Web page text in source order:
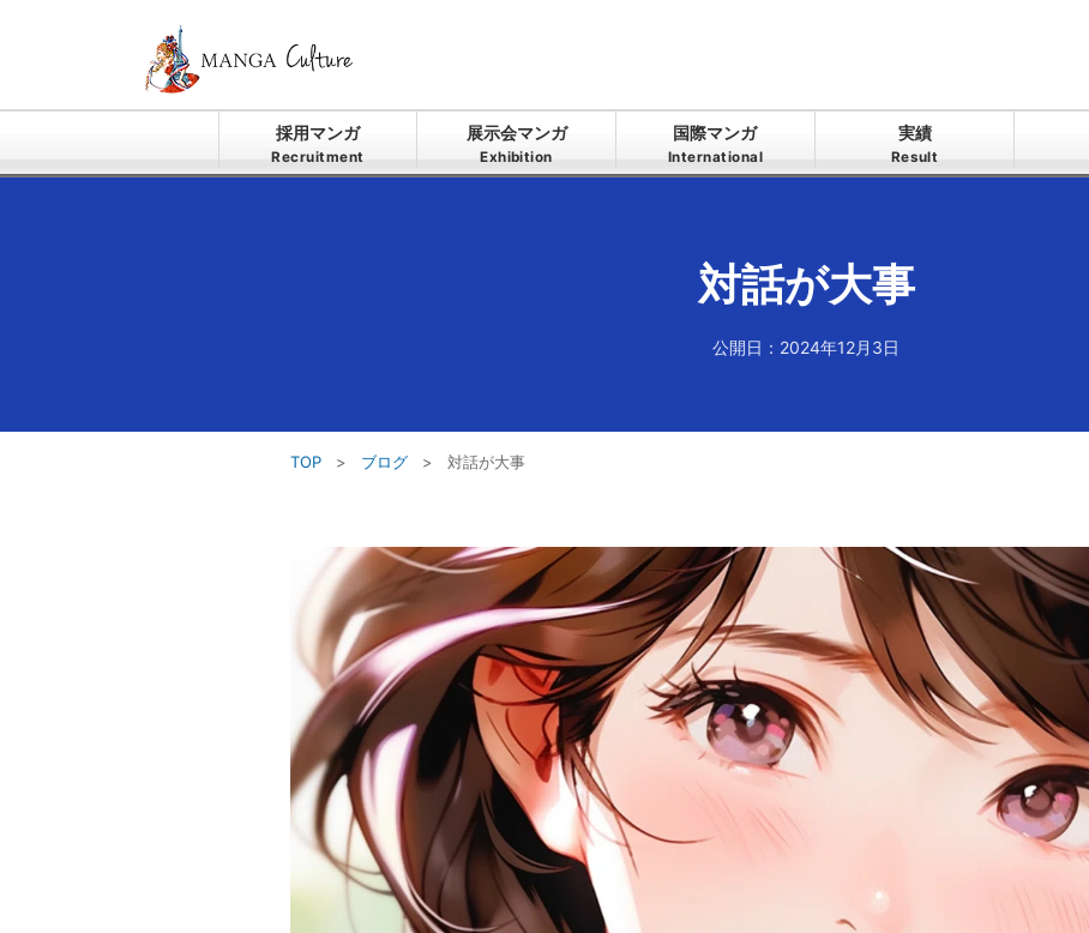
採用マンガ
Recruitment
展示会マンガ
Exhibition
国際マンガ
International
実績
Result
対話が大事
公開日：2024年12月3日
TOP > ブログ > 対話が大事